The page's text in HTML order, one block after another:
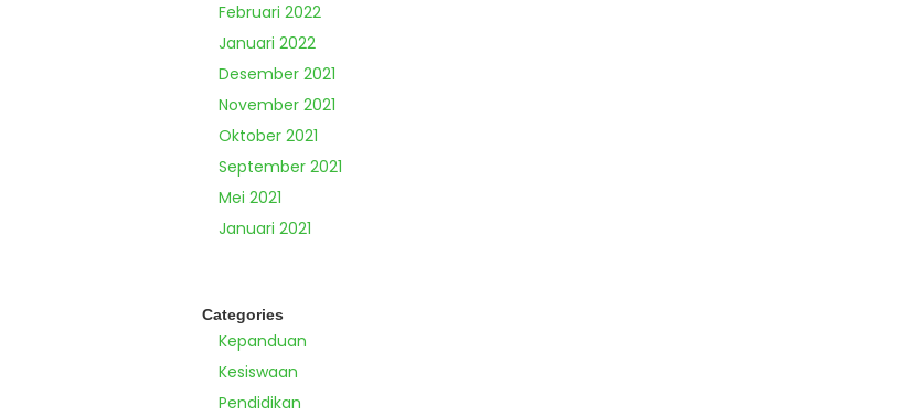
Februari 2022
Januari 2022
Desember 2021
November 2021
Oktober 2021
September 2021
Mei 2021
Januari 2021
Categories
Kepanduan
Kesiswaan
Pendidikan